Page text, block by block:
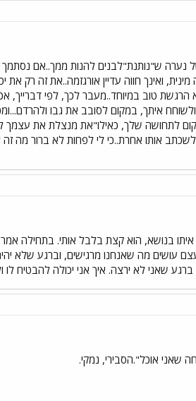
נערה ש"נותנת"לבנים להנות ממך..אם
ואינך חווה עדיין אורגזמה..את זה רק
טוב במיוחד..מעבר לכך, לפי
איתך, במקום לסובב את גבו
לתחושה שלך, כאילו"את מנצלת את
אותו אחרת..כי לי לפחות לא ברור מה זה
איתו בנושא, הוא קצת בלבל אותי. בתחילה
עושים מה שאנחנו מרגישים, וברגע שלא
שאני לא ירצה. איך אני יכולה להבטיח
שאני אוכל".הסבירי, נמקי.